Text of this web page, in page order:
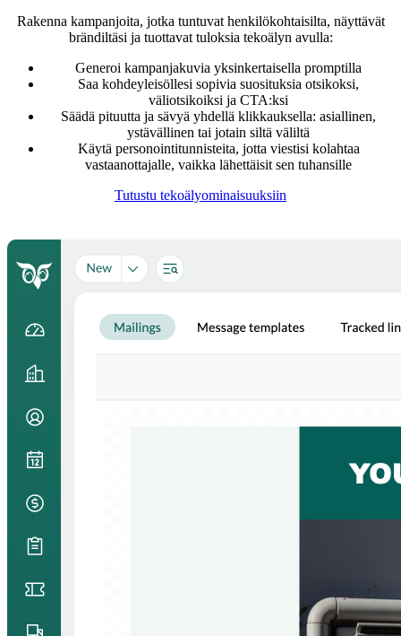
Rakenna kampanjoita, jotka tuntuvat henkilökohtaisilta, näyttävät
brändiltäsi ja tuottavat tuloksia tekoälyn avulla:
Generoi kampanjakuvia yksinkertaisella promptilla
Saa kohdeyleisöllesi sopivia suosituksia otsikoksi,
väliotsikoiksi ja CTA:ksi
Säädä pituutta ja sävyä yhdellä klikkauksella: asiallinen,
ystävällinen tai jotain siltä väliltä
Käytä personointitunnisteita, jotta viestisi kolahtaa
vastaanottajalle, vaikka lähettäisit sen tuhansille
Tutustu tekoälyominaisuuksiin